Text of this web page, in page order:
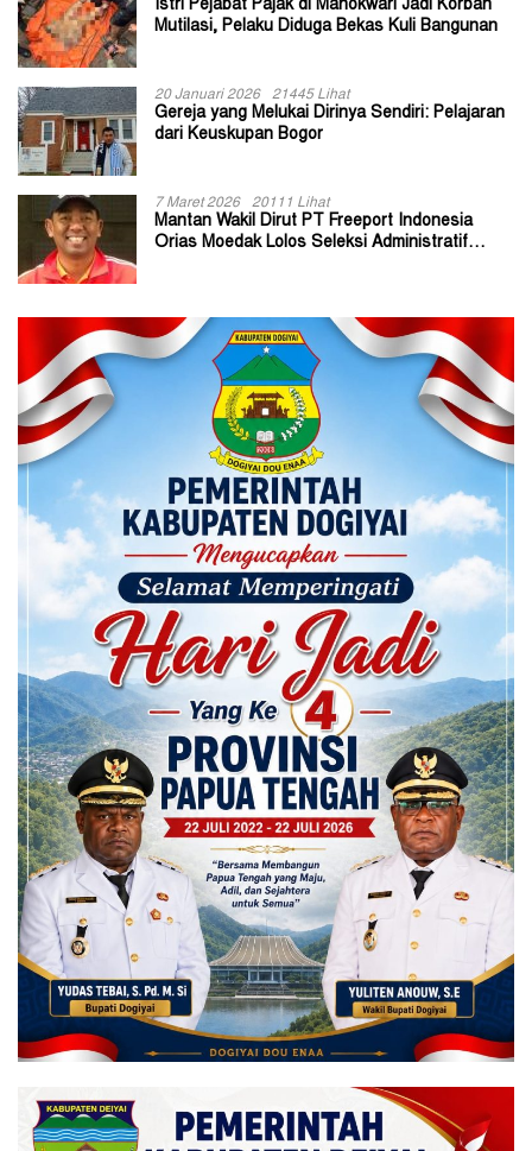
Istri Pejabat Pajak di Manokwari Jadi Korban
Mutilasi, Pelaku Diduga Bekas Kuli Bangunan
20 Januari 2026 21445 Lihat
Gereja yang Melukai Dirinya Sendiri: Pelajaran
dari Keuskupan Bogor
7 Maret 2026 20111 Lihat
Mantan Wakil Dirut PT Freeport Indonesia
Orias Moedak Lolos Seleksi Administratif